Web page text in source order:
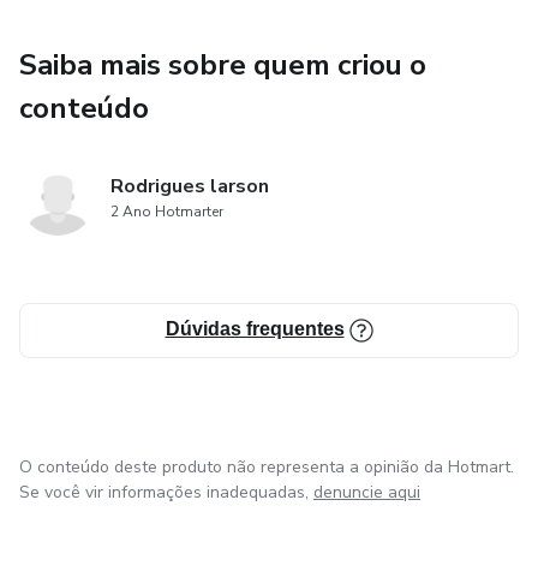
Barriga mais seca
Menos inchaço
Sensação de leveza
Apoio natural ao emagrecimento
Não substitui alimentação equilibrada nem exercício.
É um atalho inteligente, não mágica.
Se quer resultados, use corretamente.
Saiba mais sobre quem criou o
conteúdo
Rodrigues larson
2 Ano Hotmarter
Dúvidas frequentes
O conteúdo deste produto não representa a opinião da Hotmart.
Se você vir informações inadequadas, denuncie aqui